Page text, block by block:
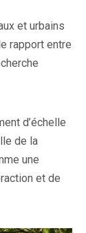
et urbains
rapport entre
d’échelle
de la
une
et de